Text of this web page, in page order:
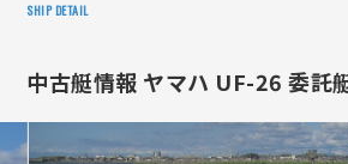
SHIP DETAIL
中古艇情報 ヤマハ UF-26 委託